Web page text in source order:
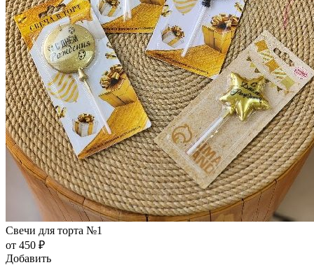
Свечи для торта №1
от 450 ₽
Добавить